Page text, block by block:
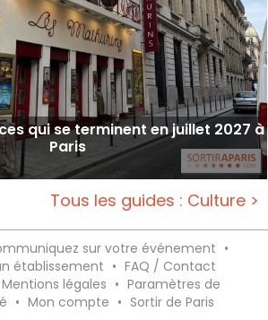
qui se terminent en juillet 2027 à
Paris
Tous les guides : Culture >
sur votre événement •
établissement • FAQ / Contact
Mentions légales • Paramètres de
• Mon compte • Sortir de Paris